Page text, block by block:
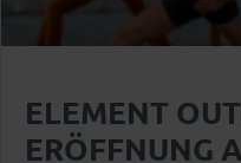
ELEMENT
ERÖFFNUNG